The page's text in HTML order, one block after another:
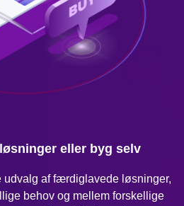
eller byg selv
udvalg af færdiglavede løsninger,
behov og mellem forskellige